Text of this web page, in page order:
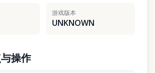
游戏版本
UNKNOWN
操作